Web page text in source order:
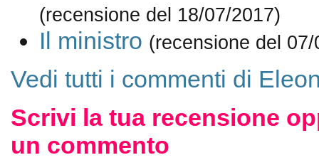
(recensione del 18/07/2017)
Il ministro (recensione del
Vedi tutti i commenti di
Scrivi la tua recensione
un commento